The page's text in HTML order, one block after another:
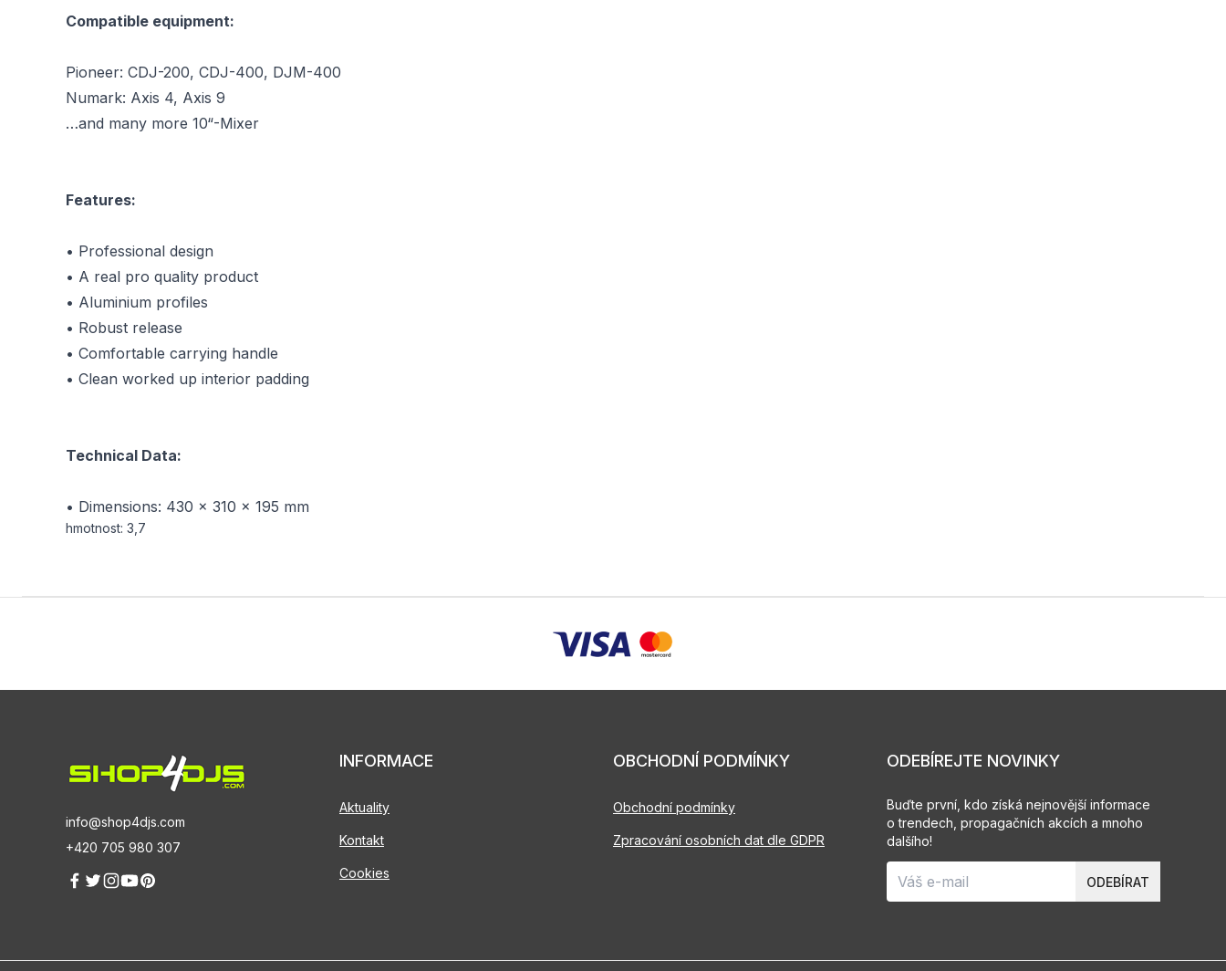
Compatible equipment:
Pioneer: CDJ-200, CDJ-400, DJM-400
Numark: Axis 4, Axis 9
…and many more 10“-Mixer
Features:
• Professional design
• A real pro quality product
• Aluminium profiles
• Robust release
• Comfortable carrying handle
• Clean worked up interior padding
Technical Data:
• Dimensions: 430 x 310 x 195 mm
hmotnost: 3,7
info@shop4djs.com
+420 705 980 307
INFORMACE
Aktuality
Kontakt
Cookies
OBCHODNÍ PODMÍNKY
Obchodní podmínky
Zpracování osobních dat dle GDPR
ODEBÍREJTE NOVINKY
Buďte první, kdo získá nejnovější informace
o trendech, propagačních akcích a mnoho
dalšího!
ODEBÍRAT